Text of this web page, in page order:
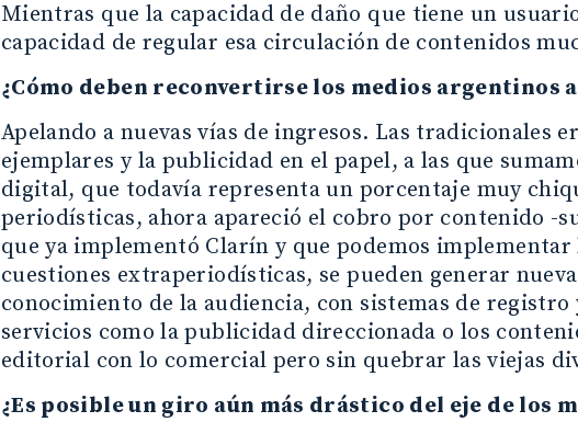
Mientras que la capacidad de daño que tiene un
capacidad de regular esa circulación de contenidos
¿Cómo deben reconvertirse los medios argentinos
Apelando a nuevas vías de ingresos. Las tradicionales
ejemplares y la publicidad en el papel, a las que
digital, que todavía representa un porcentaje muy
periodísticas, ahora apareció el cobro por contenido -
que ya implementó Clarín y que podemos implementar
cuestiones extraperiodísticas, se pueden generar
conocimiento de la audiencia, con sistemas de
servicios como la publicidad direccionada o los
editorial con lo comercial pero sin quebrar las viejas
¿Es posible un giro aún más drástico del eje de los